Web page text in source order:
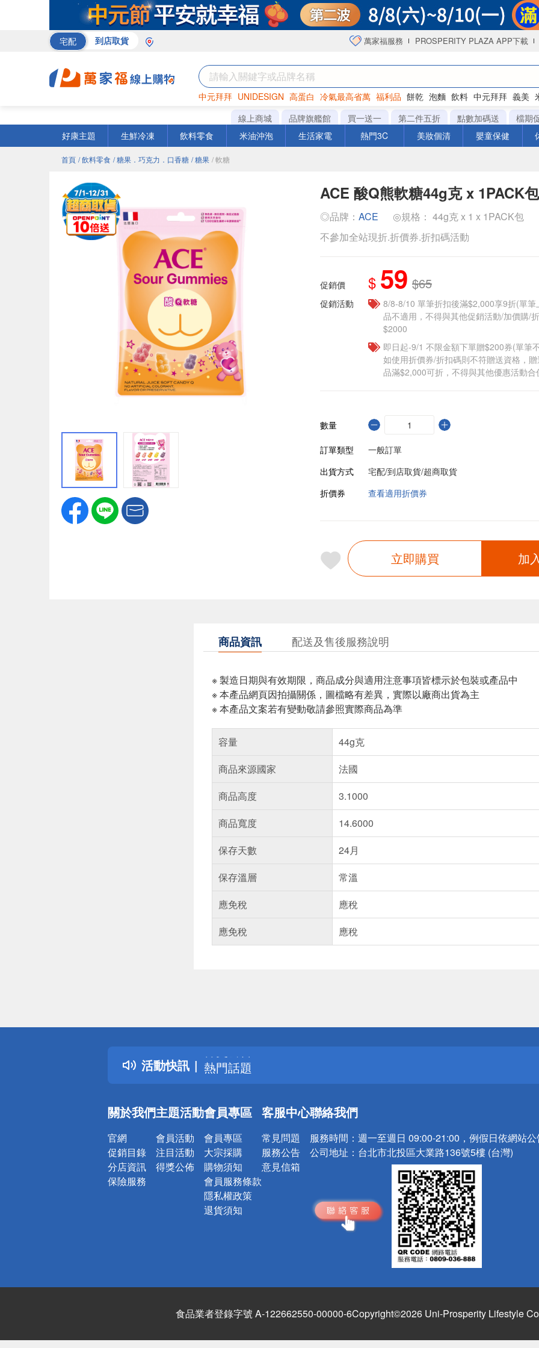
宅配 到店取貨 萬家福服務 PROSPERITY PLAZA APP下載
中元拜拜 UNIDESIGN 高蛋白 冷氣最高省萬 福利品 餅乾 泡麵 飲料 中元拜拜 義美
罐頭 咖啡 海苔
線上商城 品牌旗艦館 買一送一 第二件五折 點數加碼送
檔期
好康主題
生鮮冷凍 飲料零食 米油沖泡 生活家電 熱門3C 美妝個清 嬰童保健
首頁 / 飲料零食 / 糖果．巧克力．口香糖 / 糖果 / 軟糖
ACE 酸Q熊軟糖44g克 x 1PACK包
◎品牌： ACE
◎規格： 44g克 x 1 x 1PACK包
不參加全站現折.折價券.折扣碼活動
促銷價 $ 59 $65
促銷活動
8/8-8/10 單筆折扣後滿$2,000享9折(單
品不適用，不得與其他促銷活動/加價購/
$2000
即日起-9/1 不限金額下單贈$200券(單筆
如使用折價券/折扣碼則不符贈送資格，
品滿$2,000可折，不得與其他優惠活動合
數量
訂單類型
一般訂單
出貨方式
宅配/到店取貨/超商取貨
折價券
查看適用折價券
立即購買 加
商品資訊 配送及售後服務說明
※ 製造日期與有效期限，商品成分與適用注意事項皆標示於包裝或產品中
※ 本產品網頁因拍攝關係，圖檔略有差異，實際以廠商出貨為主
※ 本產品文案若有變動敬請參照實際商品為準
容量
44g克
商品來源國家
法國
商品高度
3.1000
商品寬度
14.6000
保存天數
24月
保存溫層
常溫
應免稅
應稅
應免稅
應稅
活動快訊
詐騙網頁！請小心！
得獎公告
熱門話題
銀行優惠
詐騙網頁！請小心！
關於我們
官網
促銷目錄
分店資訊
保險服務
主題活動
會員活動
注目活動
得獎公佈
會員專區
會員專區
大宗採購
購物須知
會員服務條款
隱私權政策
退貨須知
客服中心
常見問題
服務公告
意見信箱
聯絡我們
服務時間： 週一至週日 09:00-21:00，例假日依網站
公司地址： 台北市北投區大業路136號5樓 (台灣)
食品業者登錄字號 A-122662550-00000-6Copyright©2026 Uni-Prosperity Lifestyle